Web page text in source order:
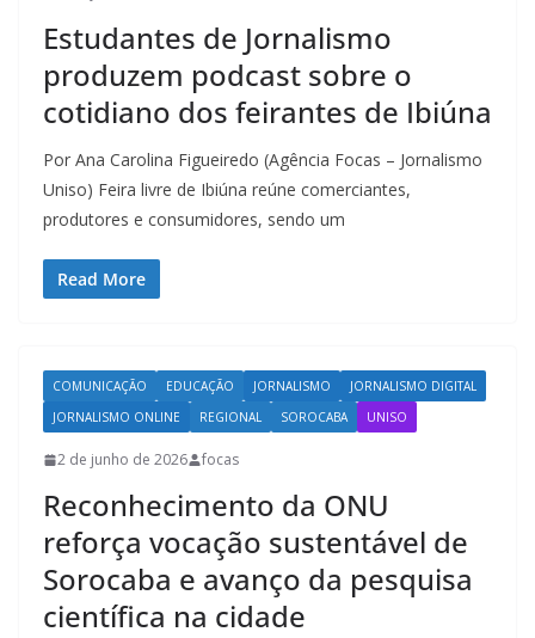
Estudantes de Jornalismo
produzem podcast sobre o
cotidiano dos feirantes de Ibiúna
Por Ana Carolina Figueiredo (Agência Focas – Jornalismo
Uniso) Feira livre de Ibiúna reúne comerciantes,
produtores e consumidores, sendo um
Read More
COMUNICAÇÃO EDUCAÇÃO JORNALISMO
JORNALISMO DIGITAL
JORNALISMO ONLINE
REGIONAL SOROCABA UNISO
2 de junho de 2026 focas
Reconhecimento da ONU
reforça vocação sustentável de
Sorocaba e avanço da pesquisa
científica na cidade